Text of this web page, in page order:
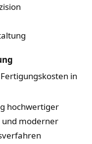
in
hochwertiger​
moderner